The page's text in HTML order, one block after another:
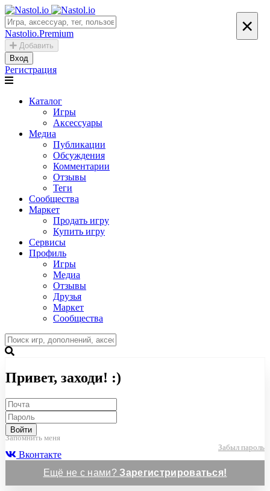
Nastolio.Premium
Добавить
Вход
Регистрация
Каталог
Игры
Аксессуары
Медиа
Публикации
Обсуждения
Комментарии
Отзывы
Теги
Сообщества
Маркет
Продать игру
Купить игру
Сервисы
Профиль
Игры
Медиа
Отзывы
Друзья
Маркет
Сообщества
×
Привет, заходи! :)
Войти
Запомнить меня
Забыл пароль
Вконтакте
Ещё не с нами?Зарегистрироваться!